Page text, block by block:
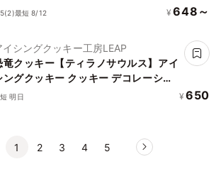
5(2)最短 8/12 ¥ 648～
イシングクッキー工房LEAP
竜クッキー【ティラノサウルス】アイ
ングクッキー クッキー デコレーショ
ケーキ オリジナルケーキ 誕生日
明日 ¥ 650
1 2 3 4 5